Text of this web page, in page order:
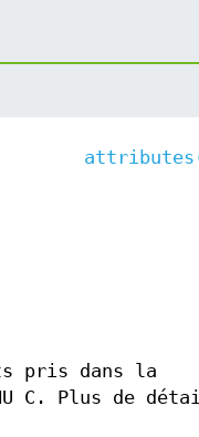
pris dans la
C. Plus de